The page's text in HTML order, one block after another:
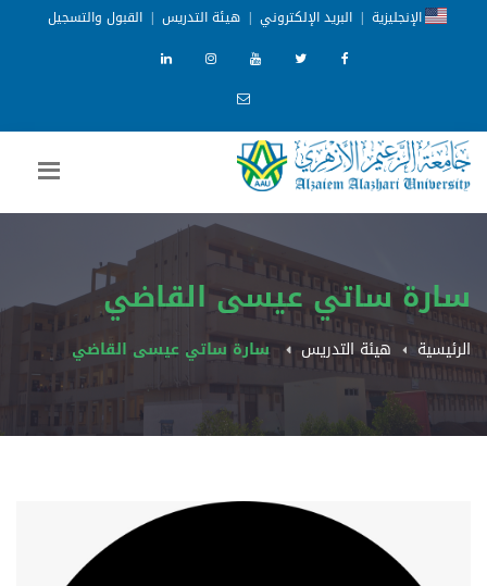
الإنجليزية | البريد الإلكتروني | هيئة التدريس | القبول والتسجيل
سارة ساتي عيسى القاضي
الرئيسية هيئة التدريس سارة ساتي عيسى القاضي